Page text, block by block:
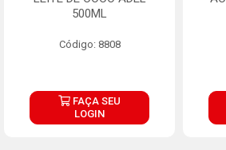
500ML
Código: 8808
FAÇA SEU
LOGIN